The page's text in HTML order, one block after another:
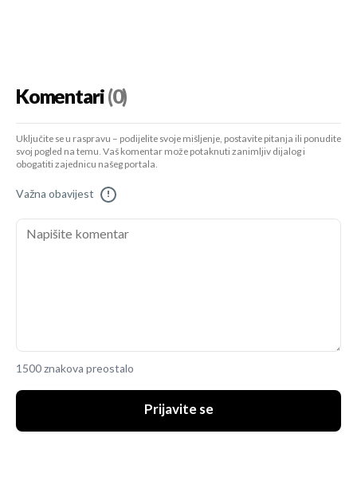
Komentari(0)
Uključite se u raspravu – podijelite svoje mišljenje, postavite pitanja ili ponudite
svoj pogled na temu. Vaš komentar može potaknuti zanimljiv dijalog i
obogatiti zajednicu našeg portala.
Važna obavijest !
1500 znakova preostalo
Prijavite se